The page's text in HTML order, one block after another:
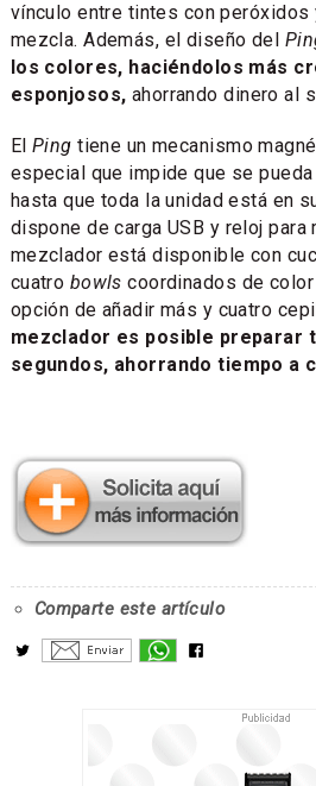
vínculo entre tintes con peróxidos
mezcla. Además, el diseño del
los colores, haciéndolos más
esponjosos, ahorrando dinero al
El Ping tiene un mecanismo
especial que impide que se
hasta que toda la unidad está en
dispone de carga USB y reloj
mezclador está disponible con
cuatro bowls coordinados de
opción de añadir más y cuatro
mezclador es posible preparar
segundos, ahorrando tiempo a
Comparte este artículo